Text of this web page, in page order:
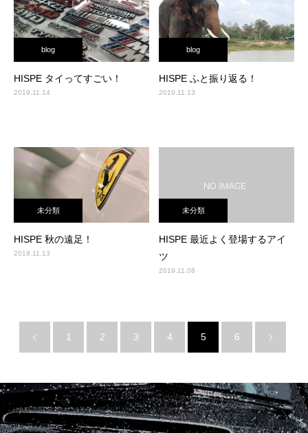
blog
HISPE タイってすごい！
2019.11.14
blog
HISPE ふと振り返る！
2019.11.13
未分類
HISPE 秋の遠足！
2019.11.13
未分類
HISPE 最近よく登場するアイ
ツ
2019.11.08
1 2 3 4 5 6